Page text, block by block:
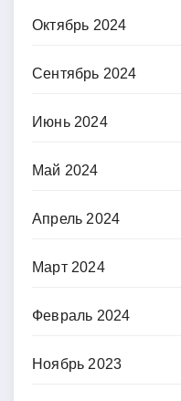
Октябрь 2024
Сентябрь 2024
Июнь 2024
Май 2024
Апрель 2024
Март 2024
Февраль 2024
Ноябрь 2023